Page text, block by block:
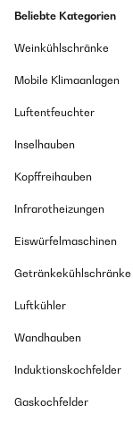
Beliebte Kategorien
Weinkühlschränke
Mobile Klimaanlagen
Luftentfeuchter
Inselhauben
Kopffreihauben
Infrarotheizungen
Eiswürfelmaschinen
Getränkekühlschränke
Luftkühler
Wandhauben
Induktionskochfelder
Gaskochfelder